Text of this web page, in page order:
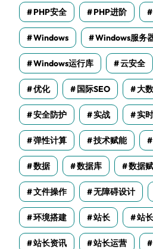
PHP安全 PHP进阶
Windows Windows服务
Windows运行库 云安全
优化 国际SEO 大
安全防护 实战 实
弹性计算 技术赋能
数据 数据库 数据
文件操作 无障碍设计
环境搭建 站长 站
站长资讯 站长运营